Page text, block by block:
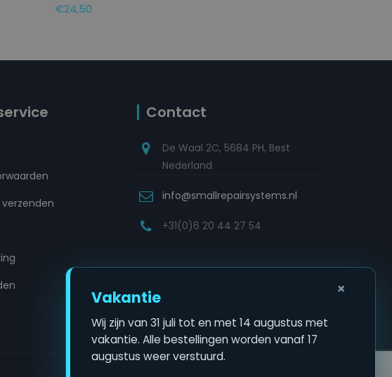
€24,50
Contact
De Waal 2C, 5684 PH, Best
Nederland
info@smallrepairsystems.nl
+31(0)6 20 44 27 54
×
Vakantie
Wij zijn van 31 juli tot en met 14 augustus met
vakantie. Alle bestellingen worden vanaf 17
augustus weer verstuurd.